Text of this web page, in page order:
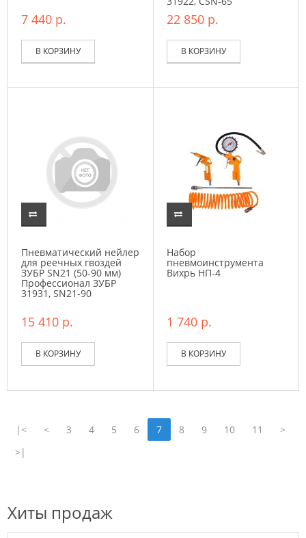
7 440 р.
В КОРЗИНУ
22 850 р.
В КОРЗИНУ
Пневматический нейлер
для реечных гвоздей
ЗУБР SN21 (50-90 мм)
Профессионал ЗУБР
31931, SN21-90
15 410 р.
В КОРЗИНУ
Набор
пневмоинструмента
Вихрь НП-4
1 740 р.
В КОРЗИНУ
|< < 3 4 5 6 7 8 9 10 11
>
>|
Хиты продаж